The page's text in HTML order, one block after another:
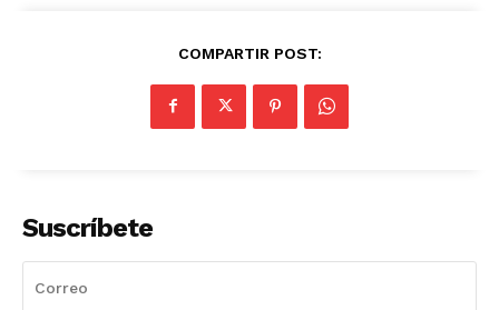
COMPARTIR POST:
Suscríbete